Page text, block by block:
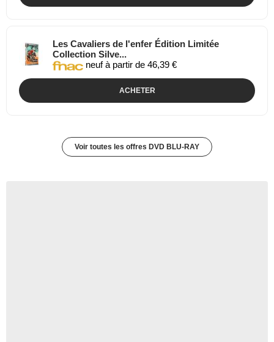
Les Cavaliers de l'enfer Édition Limitée
Collection Silve...
neuf à partir de 46,39 €
ACHETER
Voir toutes les offres DVD BLU-RAY